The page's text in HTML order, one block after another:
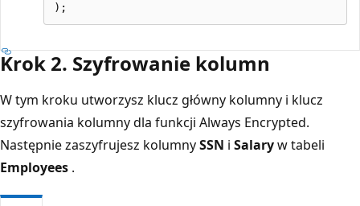
Krok 2. Szyfrowanie kolumn
W tym kroku utworzysz klucz główny kolumny i klucz
szyfrowania kolumny dla funkcji Always Encrypted.
Następnie zaszyfrujesz kolumnySSN i Salaryw tabeli
Employees .